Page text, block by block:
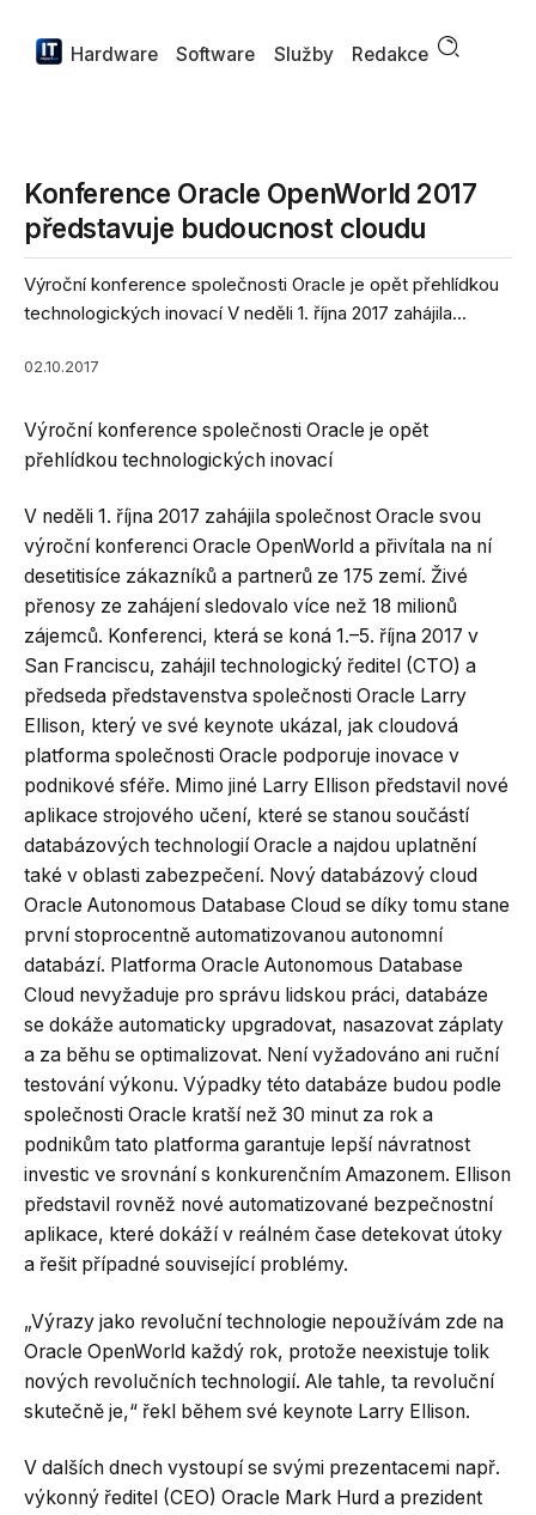
Hardware Software Služby Redakce
Konference Oracle OpenWorld 2017
představuje budoucnost cloudu
Výroční konference společnosti Oracle je opět přehlídkou
technologických inovací V neděli 1. října 2017 zahájila...
02.10.2017
Výroční konference společnosti Oracle je opět
přehlídkou technologických inovací
V neděli 1. října 2017 zahájila společnost Oracle svou
výroční konferenci Oracle OpenWorld a přivítala na ní
desetitisíce zákazníků a partnerů ze 175 zemí. Živé
přenosy ze zahájení sledovalo více než 18 milionů
zájemců. Konferenci, která se koná 1.–5. října 2017 v
San Franciscu, zahájil technologický ředitel (CTO) a
předseda představenstva společnosti Oracle Larry
Ellison, který ve své keynote ukázal, jak cloudová
platforma společnosti Oracle podporuje inovace v
podnikové sféře. Mimo jiné Larry Ellison představil nové
aplikace strojového učení, které se stanou součástí
databázových technologií Oracle a najdou uplatnění
také v oblasti zabezpečení. Nový databázový cloud
Oracle Autonomous Database Cloud se díky tomu stane
první stoprocentně automatizovanou autonomní
databází. Platforma Oracle Autonomous Database
Cloud nevyžaduje pro správu lidskou práci, databáze
se dokáže automaticky upgradovat, nasazovat záplaty
a za běhu se optimalizovat. Není vyžadováno ani ruční
testování výkonu. Výpadky této databáze budou podle
společnosti Oracle kratší než 30 minut za rok a
podnikům tato platforma garantuje lepší návratnost
investic ve srovnání s konkurenčním Amazonem. Ellison
představil rovněž nové automatizované bezpečnostní
aplikace, které dokáží v reálném čase detekovat útoky
a řešit případné související problémy.
„Výrazy jako revoluční technologie nepoužívám zde na
Oracle OpenWorld každý rok, protože neexistuje tolik
nových revolučních technologií. Ale tahle, ta revoluční
skutečně je,“ řekl během své keynote Larry Ellison.
V dalších dnech vystoupí se svými prezentacemi např.
výkonný ředitel (CEO) Oracle Mark Hurd a prezident